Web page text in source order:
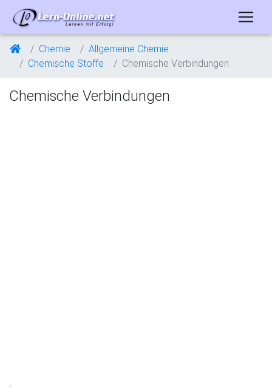
Chemie
Allgemeine Chemie
Chemische Stoffe
Chemische Verbindungen
Chemische Verbindungen